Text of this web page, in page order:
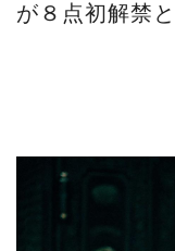
が８点初解禁と